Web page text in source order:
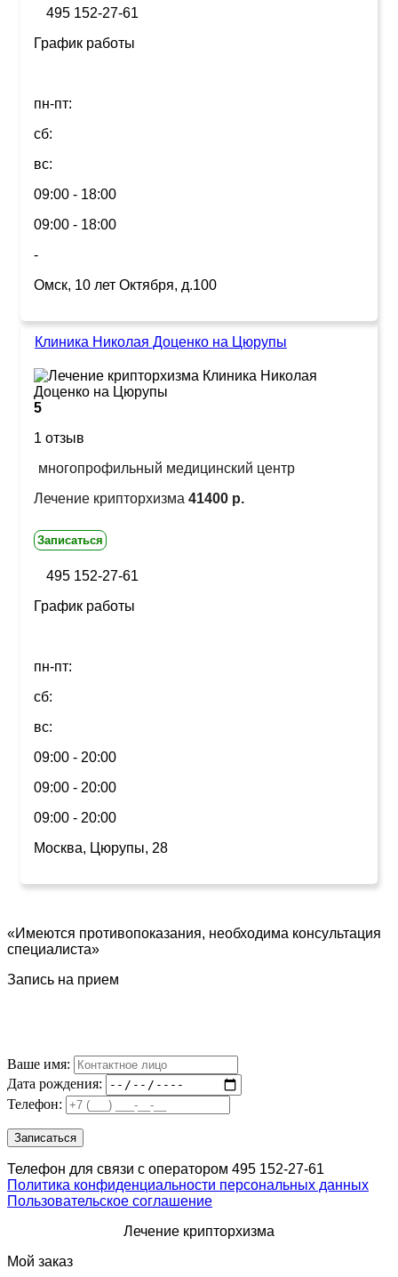
495 152-27-61
График работы
пн-пт:
сб:
вс:
09:00 - 18:00
09:00 - 18:00
-
Омск, 10 лет Октября, д.100
Клиника Николая Доценко на Цюрупы
5
1 отзыв
многопрофильный медицинский центр
Лечение крипторхизма 41400 р.
Записаться
495 152-27-61
График работы
пн-пт:
сб:
вс:
09:00 - 20:00
09:00 - 20:00
09:00 - 20:00
Москва, Цюрупы, 28
«Имеются противопоказания, необходима консультация
специалиста»
Запись на прием
Ваше имя:
Дата рождения:
Телефон:
Телефон для связи с оператором 495 152-27-61
Политика конфиденциальности персональных данных
Пользовательское соглашение
Лечение крипторхизма
Мой заказ